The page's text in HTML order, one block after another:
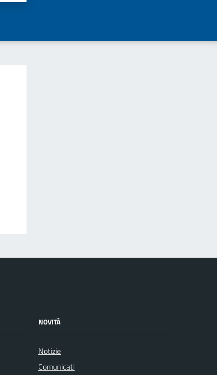
NOVITÀ
Notizie
Comunicati